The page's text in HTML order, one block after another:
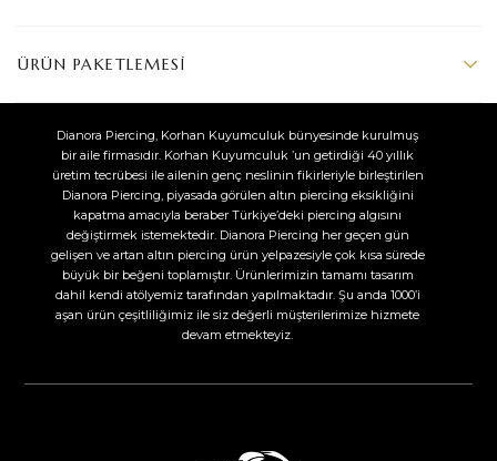
ÜRÜN PAKETLEMESI
Dianora Piercing, Korhan Kuyumculuk bünyesinde kurulmuş
bir aile firmasıdır. Korhan Kuyumculuk ’un getirdiği 40 yıllık
üretim tecrübesi ile ailenin genç neslinin fikirleriyle birleştirilen
Dianora Piercing, piyasada görülen altın piercing eksikliğini
kapatma amacıyla beraber Türkiye’deki piercing algısını
değiştirmek istemektedir. Dianora Piercing her geçen gün
gelişen ve artan altın piercing ürün yelpazesiyle çok kısa sürede
büyük bir beğeni toplamıştır. Ürünlerimizin tamamı tasarım
dahil kendi atölyemiz tarafından yapılmaktadır. Şu anda 1000’i
aşan ürün çeşitliliğimiz ile siz değerli müşterilerimize hizmete
devam etmekteyiz.​